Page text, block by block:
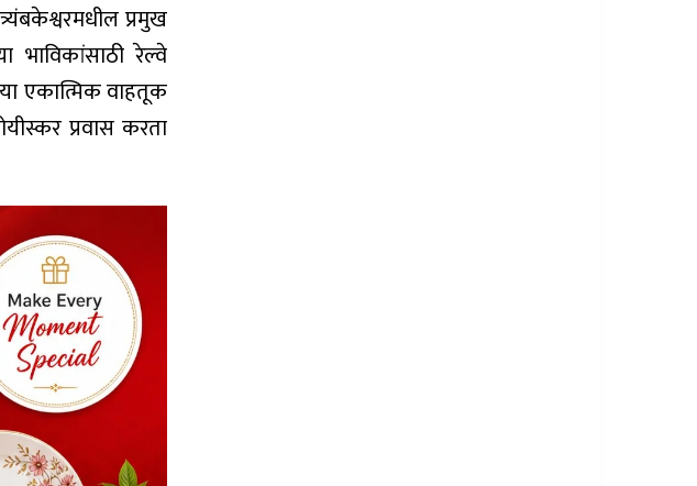
प्रमुख
रेल्वे
एकात्मिक वाहतूक
प्रवास करता